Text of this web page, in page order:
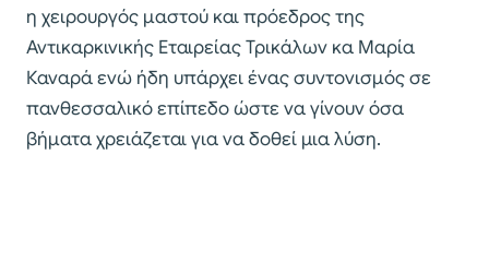
η χειρουργός μαστού και πρόεδρος της
Αντικαρκινικής Εταιρείας Τρικάλων κα Μαρία
Καναρά ενώ ήδη υπάρχει ένας συντονισμός σε
πανθεσσαλικό επίπεδο ώστε να γίνουν όσα
βήματα χρειάζεται για να δοθεί μια λύση.